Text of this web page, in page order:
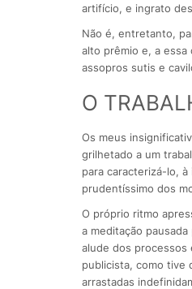
artifício, e ingrato
Não é, entretanto,
alto prêmio e, a essa
assopros sutis e
O
Os meus
grilhetado a um
para caracterizá-lo,
prudentíssimo dos
O próprio ritmo
a meditação
alude dos processos
publicista, como tive
arrastadas